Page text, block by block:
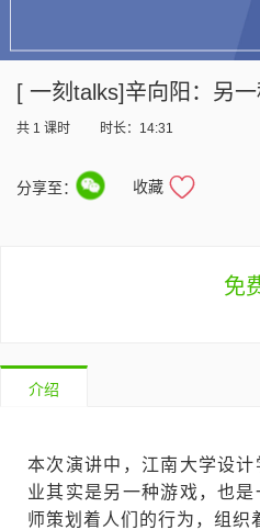
[ 一刻talks]辛向阳：另
共 1 课时 时长：14:31
分享至： 收藏
免
介绍
本次演讲中，江南大学设
业其实是另一种游戏，也
师策划着人们的行为，组织